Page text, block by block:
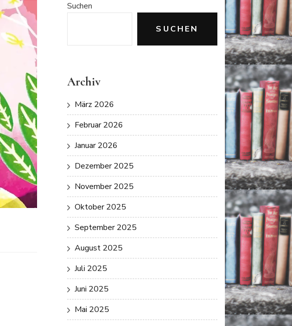
Suchen
SUCHEN
Archiv
März 2026
Februar 2026
Januar 2026
Dezember 2025
November 2025
Oktober 2025
September 2025
August 2025
Juli 2025
Juni 2025
Mai 2025